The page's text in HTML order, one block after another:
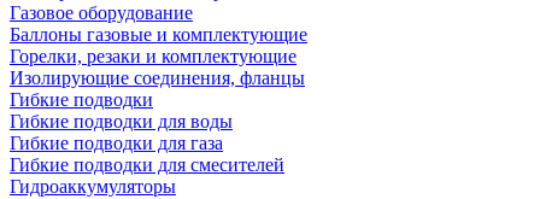
Газовое оборудование
Баллоны газовые и комплектующие
Горелки, резаки и комплектующие
Изолирующие соединения, фланцы
Гибкие подводки
Гибкие подводки для воды
Гибкие подводки для газа
Гибкие подводки для смесителей
Гидроаккумуляторы